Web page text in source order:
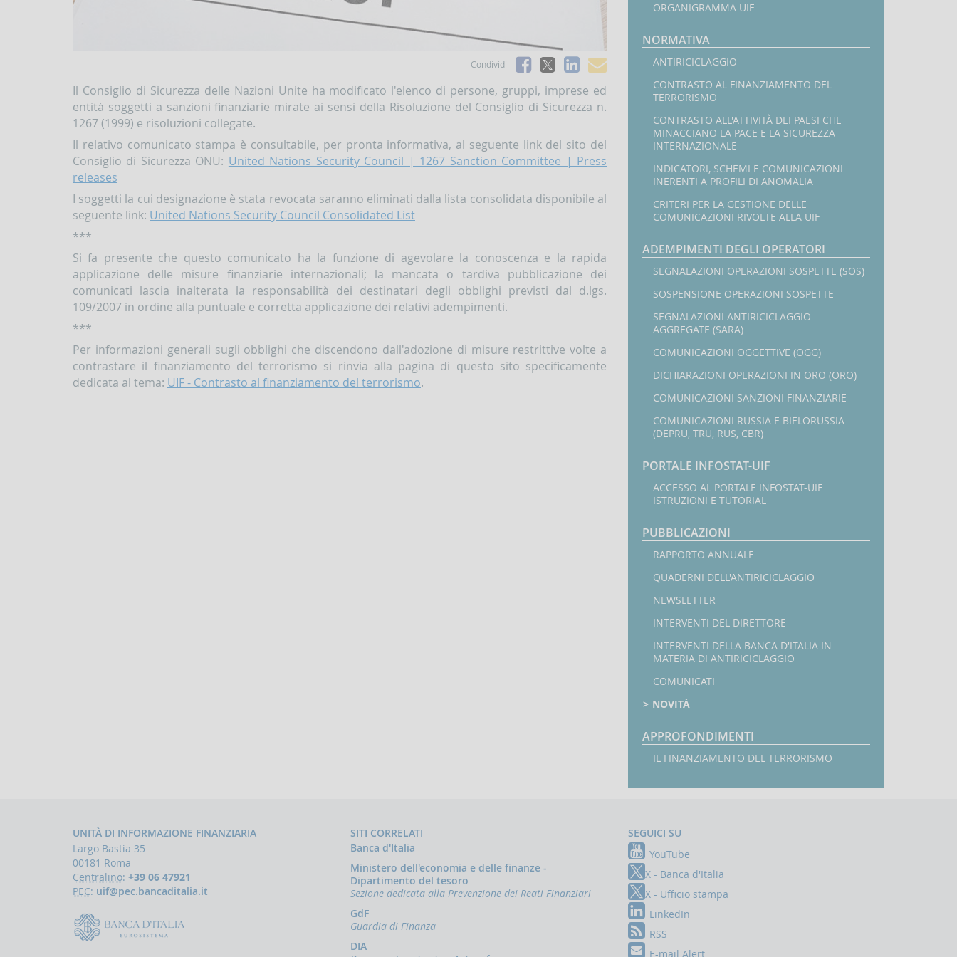
Condividi
Facebook
X
LinkedIn
e-
Il Consiglio di Sicurezza delle Nazioni Unite ha modificato l'elenco di persone, gruppi, imprese ed
entità soggetti a sanzioni finanziarie mirate ai sensi della Risoluzione del Consiglio di Sicurezza n.
1267 (1999) e risoluzioni collegate.
Il relativo comunicato stampa è consultabile, per pronta informativa, al seguente link del sito del
Consiglio di Sicurezza ONU: United Nations Security Council | 1267 Sanction Committee | Press
releases
I soggetti la cui designazione è stata revocata saranno eliminati dalla lista consolidata disponibile al
seguente link: United Nations Security Council Consolidated List
***
Si fa presente che questo comunicato ha la funzione di agevolare la conoscenza e la rapida
applicazione delle misure finanziarie internazionali; la mancata o tardiva pubblicazione dei
comunicati lascia inalterata la responsabilità dei destinatari degli obblighi previsti dal d.lgs.
109/2007 in ordine alla puntuale e corretta applicazione dei relativi adempimenti.
***
Per informazioni generali sugli obblighi che discendono dall'adozione di misure restrittive volte a
contrastare il finanziamento del terrorismo si rinvia alla pagina di questo sito specificamente
dedicata al tema: UIF - Contrasto al finanziamento del terrorismo.
mirate
-
De-
listing
ORGANIGRAMMA UIF
NORMATIVA
ANTIRICICLAGGIO
CONTRASTO AL FINANZIAMENTO DEL
TERRORISMO
CONTRASTO ALL'ATTIVITÀ DEI PAESI CHE
MINACCIANO LA PACE E LA SICUREZZA
INTERNAZIONALE
INDICATORI, SCHEMI E COMUNICAZIONI
INERENTI A PROFILI DI ANOMALIA
CRITERI PER LA GESTIONE DELLE
COMUNICAZIONI RIVOLTE ALLA UIF
ADEMPIMENTI DEGLI OPERATORI
SEGNALAZIONI OPERAZIONI SOSPETTE (SOS)
SOSPENSIONE OPERAZIONI SOSPETTE
SEGNALAZIONI ANTIRICICLAGGIO
AGGREGATE (SARA)
COMUNICAZIONI OGGETTIVE (OGG)
DICHIARAZIONI OPERAZIONI IN ORO (ORO)
COMUNICAZIONI SANZIONI FINANZIARIE
COMUNICAZIONI RUSSIA E BIELORUSSIA
(DEPRU, TRU, RUS, CBR)
PORTALE INFOSTAT-UIF
ACCESSO AL PORTALE INFOSTAT-UIF
ISTRUZIONI E TUTORIAL
PUBBLICAZIONI
RAPPORTO ANNUALE
QUADERNI DELL'ANTIRICICLAGGIO
NEWSLETTER
INTERVENTI DEL DIRETTORE
INTERVENTI DELLA BANCA D'ITALIA IN
MATERIA DI ANTIRICICLAGGIO
COMUNICATI
NOVITÀ
APPROFONDIMENTI
IL FINANZIAMENTO DEL TERRORISMO
UNITÀ DI INFORMAZIONE FINANZIARIA
Largo Bastia 35
00181 Roma
Centralino: +39 06 47921
PEC: uif@pec.bancaditalia.it
SITI CORRELATI
Banca d'Italia
Ministero dell'economia e delle finanze -
Dipartimento del tesoro
Sezione dedicata alla Prevenzione dei Reati Finanziari
GdF
Guardia di Finanza
DIA
SEGUICI SU
YouTube
X - Banca d'Italia
X - Ufficio stampa
LinkedIn
RSS
E-mail Alert